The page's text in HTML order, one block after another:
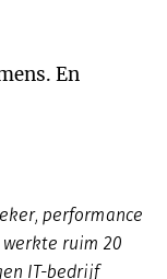
En
performance
ruim 20
IT-bedrijf